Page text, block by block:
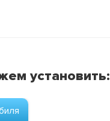
установить: